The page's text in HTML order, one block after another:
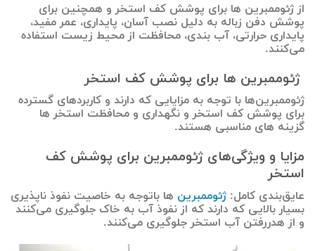
از ژئوممبرین ها برای پوشش کف استخر و همچنین برای
پوشش دفن زباله به دلیل نصب آسان، پایداری، عمر مفید،
پایداری حرارتی، آب بندی، محافظت از محیط زیست استفاده
می‌کنند.
ژئوممبرین ها برای پوشش کف استخر
ژئوممبرین‌ها با توجه به مزایایی که دارند و کاربردهای گسترده
برای پوشش کف استخر و نگهداری و محافظت استخر ها
گزینه های مناسبی هستند.
مزایا و ویژگی‌های ژئوممبرین برای پوشش کف
استخر
عایق‌بندی کامل: ژئوممبرین‌ ها باتوجه به خاصیت نفوذ ناپذیری
بسیار بالایی که دارند که از نفوذ آب به خاک جلوگیری می‌کنند
و از هدررفتن آب استخر جلوگیری می‌کنند.